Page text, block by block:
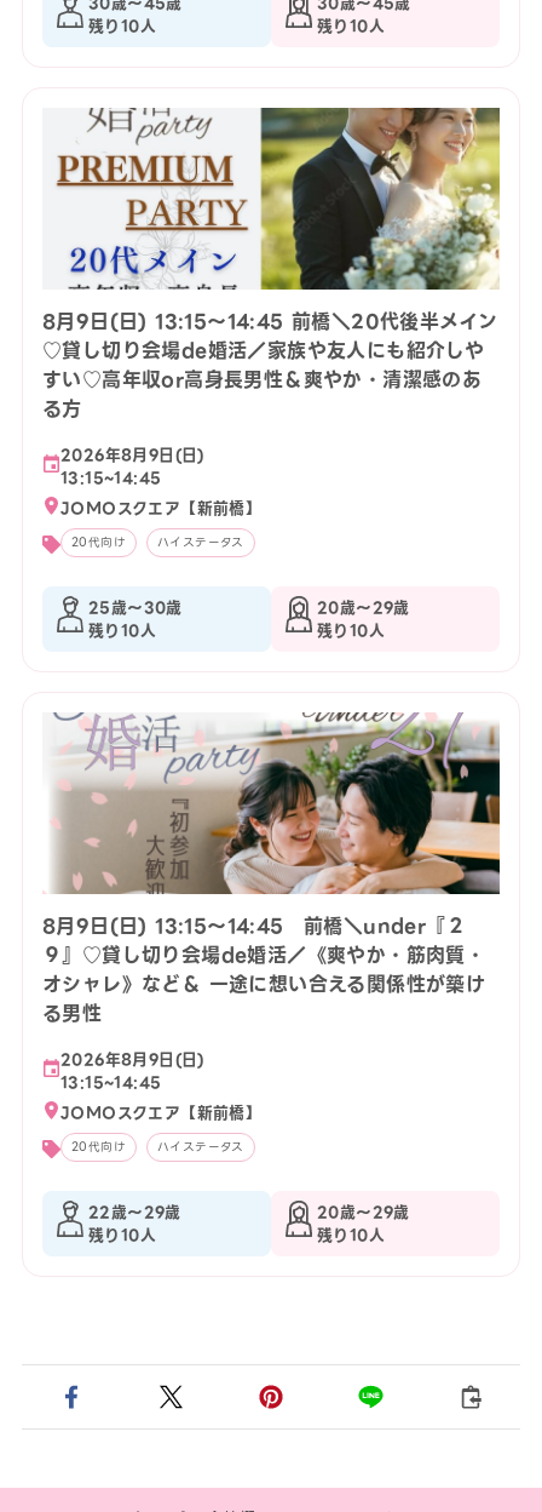
残り10人
残り10人
8月9日(日) 13:15〜14:45 前橋＼20代後半メイン
♡貸し切り会場de婚活／家族や友人にも紹介しや
すい♡高年収or高身長男性＆爽やか・清潔感のあ
る方
2026年8月9日(日)
13:15~14:45
JOMOスクエア【新前橋】
20代向け ハイステータス
25歳〜30歳
残り10人
20歳〜29歳
残り10人
8月9日(日) 13:15〜14:45 前橋＼under『２
９』♡貸し切り会場de婚活／《爽やか・筋肉質・
オシャレ》など＆ 一途に想い合える関係性が築け
る男性
2026年8月9日(日)
13:15~14:45
JOMOスクエア【新前橋】
20代向け ハイステータス
22歳〜29歳
残り10人
20歳〜29歳
残り10人